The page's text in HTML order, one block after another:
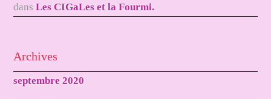
dansLes CIGaLes et la Fourmi.
Archives
septembre 2020